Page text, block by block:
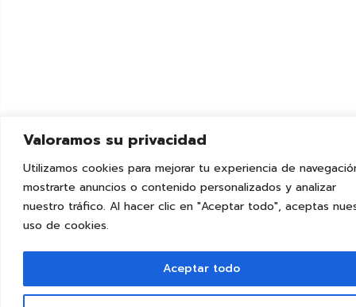
Valoramos su privacidad
Utilizamos cookies para mejorar tu experiencia de
mostrarte anuncios o contenido personalizados y analizar
nuestro tráfico. Al hacer clic en "Aceptar todo", aceptas
uso de cookies.
Aceptar todo